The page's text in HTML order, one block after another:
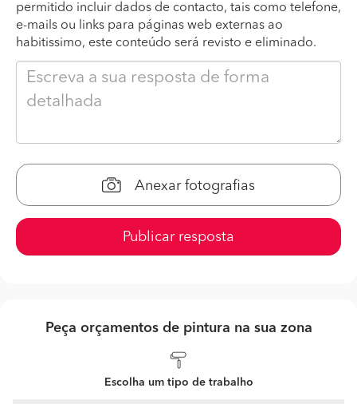
permitido incluir dados de contacto, tais como telefone,
e-mails ou links para páginas web externas ao
habitissimo, este conteúdo será revisto e eliminado.
Anexar fotografias
Publicar resposta
Peça orçamentos de pintura na sua zona
Escolha um tipo de trabalho